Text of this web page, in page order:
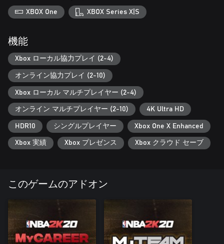
XBOX One XBOX Series X|S
機能
Xbox ローカル協力プレイ (2-4)
オンライン協力プレイ (2-10)
Xbox ローカル マルチプレイヤー (2-4)
オンライン マルチプレイヤー (2-10) 4K Ultra HD
HDR10 シングルプレイヤー Xbox One X Enhanced
Xbox 実績 Xbox プレゼンス Xbox クラウド セーブ
このゲームのアドオン